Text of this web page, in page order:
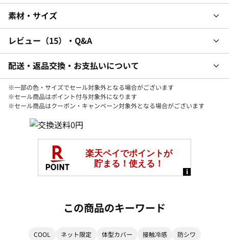
素材・サイズ
レビュー 15 ・Q&A
配送・返品交換・お支払いについて
※一部の色・サイズでセール対象外となる場合がございます
※セール商品はポイント付与対象外になります
※セール商品はクーポン・キャンペーン対象外となる場合がございます
この商品のキーワード
COOL ネット限定 体型カバー 接触冷感 防シワ